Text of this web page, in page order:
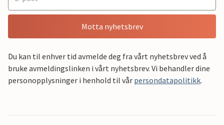
Motta nyhetsbrev
Du kan til enhver tid avmelde deg fra vårt nyhetsbrev ved å
bruke avmeldingslinken i vårt nyhetsbrev. Vi behandler dine
personopplysninger i henhold til vår persondatapolitikk.